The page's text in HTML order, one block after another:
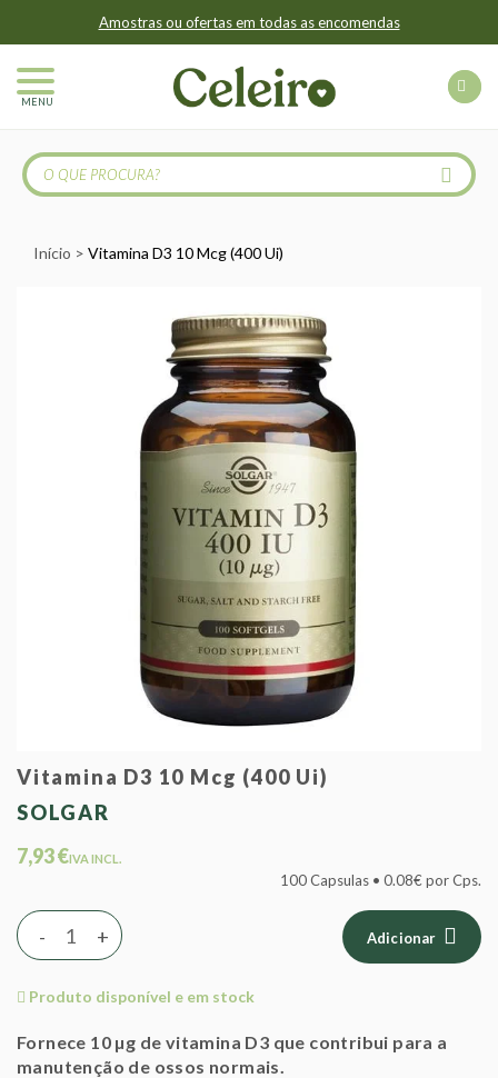
Amostras ou ofertas em todas as encomendas
MENU
Início Vitamina D3 10 Mcg (400 Ui)
Vitamina D3 10 Mcg (400 Ui)
SOLGAR
7,93 €IVA INCL.
100 Capsulas • 0.08€ por Cps.
+
- Adicionar
Produto disponível e em stock
Fornece 10 µg de vitamina D3 que contribui para a
manutenção de ossos normais.